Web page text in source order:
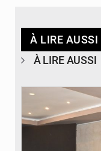
À LIRE AUSSI
À LIRE AUSSI